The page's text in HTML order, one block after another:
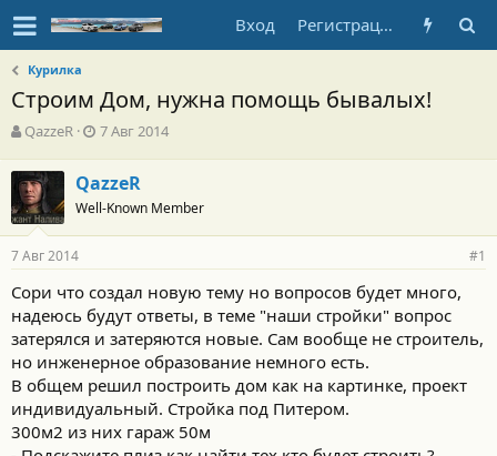
Вход Регистрация
Курилка
Строим Дом, нужна помощь бывалых!
А
т
о
р
т
е
м
ы
QazzeR
Д
а
н
а
л
а
7 Авг 2014
QazzeR
Well-Known Member
7 Авг 2014 #1
Сори что создал новую тему но вопросов будет много,
надеюсь будут ответы, в теме "наши стройки" вопрос
затерялся и затеряются новые. Сам вообще не строитель,
но инженерное образование немного есть.
В общем решил построить дом как на картинке, проект
индивидуальный. Стройка под Питером.
300м2 из них гараж 50м